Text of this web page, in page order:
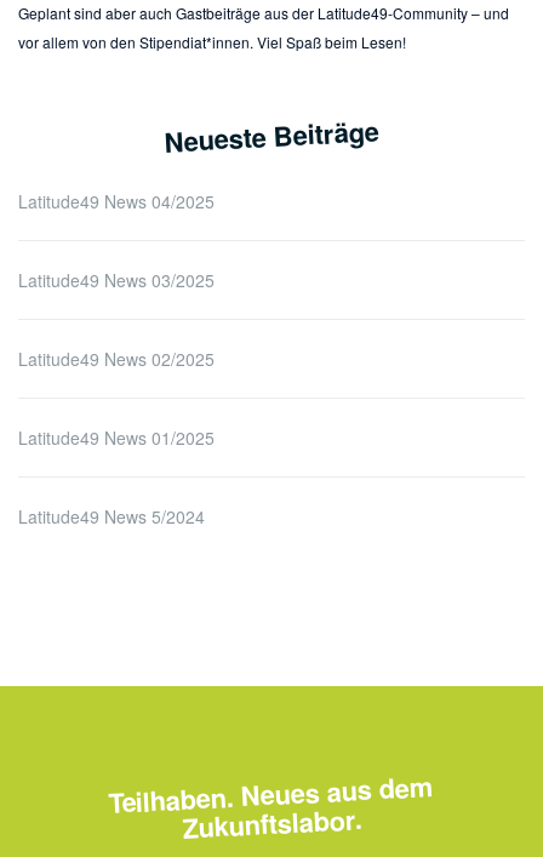
Geplant sind aber auch Gastbeiträge aus der Latitude49-Community – und
vor allem von den Stipendiat*innen. Viel Spaß beim Lesen!
Neueste Beiträge
Latitude49 News 04/2025
Latitude49 News 03/2025
Latitude49 News 02/2025
Latitude49 News 01/2025
Latitude49 News 5/2024
Teilhaben. Neues aus dem
Zukunftslabor.